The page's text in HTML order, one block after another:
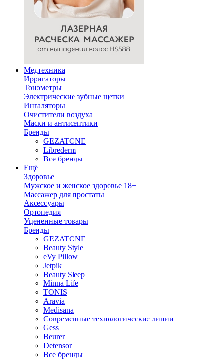
Медтехника
Ирригаторы
Тонометры
Электрические зубные щетки
Ингаляторы
Очистители воздуха
Маски и антисептики
Бренды
GEZATONE
Librederm
Все бренды
Ещё
Здоровье
Мужское и женское здоровье 18+
Массажер для простаты
Аксессуары
Ортопедия
Уцененные товары
Бренды
GEZATONE
Beauty Style
eVy Pillow
Jetpik
Beauty Sleep
Minna Life
TONIS
Aravia
Medisana
Современные технологические линии
Gess
Beurer
Detensor
Все бренды